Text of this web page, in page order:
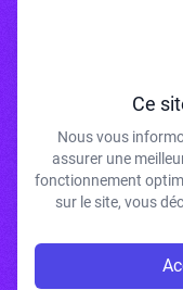
J'accepte de recevoir
votre politique
Ce
Nous vous
assurer une
fonctionnement
sur le site, vous